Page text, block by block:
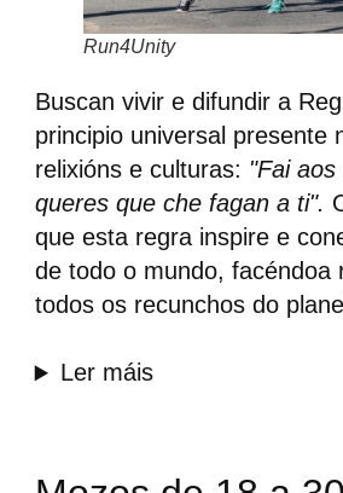
Run4Unity
Buscan vivir e difundir a
principio universal presente
relixións e culturas: "Fai
queres que che fagan a ti".
que esta regra inspire e
de todo o mundo, facéndoa
todos os recunchos do
Ler máis